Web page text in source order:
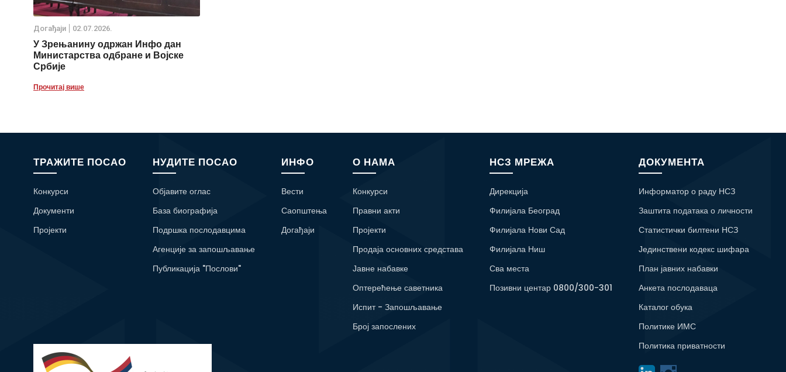
Дoгађаjи 02.07.2026.
У Зрењанину одржан Инфо дан
Министарства одбране и Војске
Србије
Прочитај више
ТРАЖИТЕ ПОСАО
Конкурси
Документи
Пројекти
НУДИТЕ ПОСАО
Објавите оглас
База биографија
Подршка послодавцима
Агенције за запошљавање
Публикација "Послови"
ИНФО
Вести
Саопштења
Догађаји
О НАМА
Конкурси
Правни акти
Пројекти
Продаја основних средстава
Јавне набавке
Оптерећење саветника
Испит - Запошљавање
Број запослених
НСЗ МРЕЖА
Дирекција
Филијала Београд
Филијала Нови Сад
Филијала Ниш
Сва места
Позивни центар 0800/300-301
ДОКУМЕНТА
Информатор о раду НСЗ
Заштита података о личности
Статистички билтени НСЗ
Јединствени кодекс шифара
План јавних набавки
Анкета послодаваца
Каталог обука
Политике ИМС
Политика приватности